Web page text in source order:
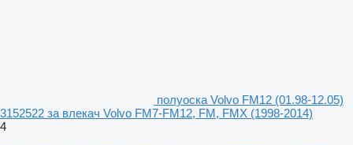
полуоска Volvo FM12 (01.98-12.05)
3152522 за влекач Volvo FM7-FM12, FM, FMX (1998-2014)
4